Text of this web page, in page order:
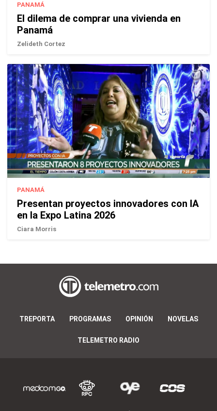
PANAMÁ
El dilema de comprar una vivienda en
Panamá
Zelideth Cortez
PANAMÁ
Presentan proyectos innovadores con IA
en la Expo Latina 2026
Ciara Morris
TREPORTA PROGRAMAS OPINIÓN NOVELAS
TELEMETRO RADIO